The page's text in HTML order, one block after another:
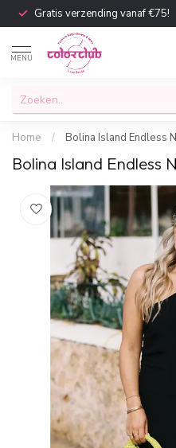
Gratis verzending vanaf €75!
MENU
Home / Bolina Island Endless
Bolina Island Endless